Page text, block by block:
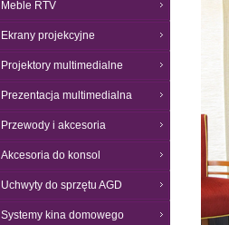
Meble RTV
Ekrany projekcyjne
Projektory multimedialne
Prezentacja multimedialna
Przewody i akcesoria
Akcesoria do konsol
Uchwyty do sprzętu AGD
Systemy kina domowego